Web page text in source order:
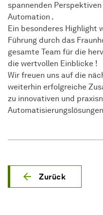
spannenden
Automation .
Ein besonderes Highlight
Führung durch das
gesamte Team für die
die wertvollen Einblicke !
Wir freuen uns auf die
weiterhin erfolgreiche
zu innovativen und
Zurück